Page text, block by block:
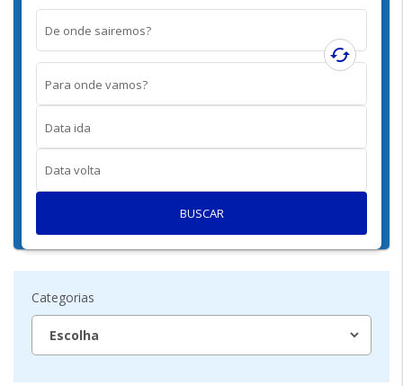
De onde sairemos?
cached
Para onde vamos?
Data ida
Data volta
BUSCAR
Categorias